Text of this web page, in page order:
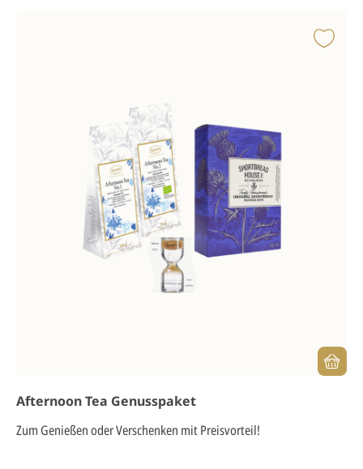
Afternoon Tea Genusspaket
Zum Genießen oder Verschenken mit Preisvorteil!